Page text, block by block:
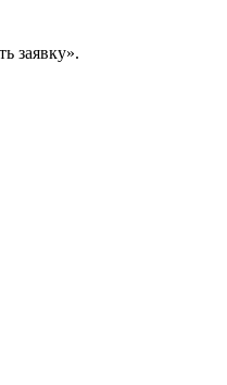
заявку».